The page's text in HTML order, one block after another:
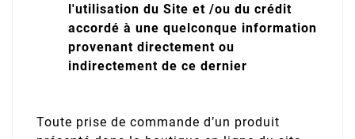
l'utilisation du Site et /ou du crédit
accordé à une quelconque information
provenant directement ou
indirectement de ce dernier
Toute prise de commande d’un produit